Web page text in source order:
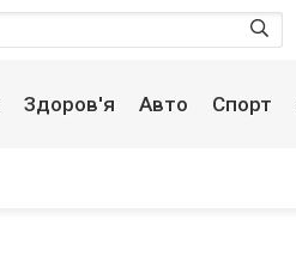
Здоров'я Авто Спорт